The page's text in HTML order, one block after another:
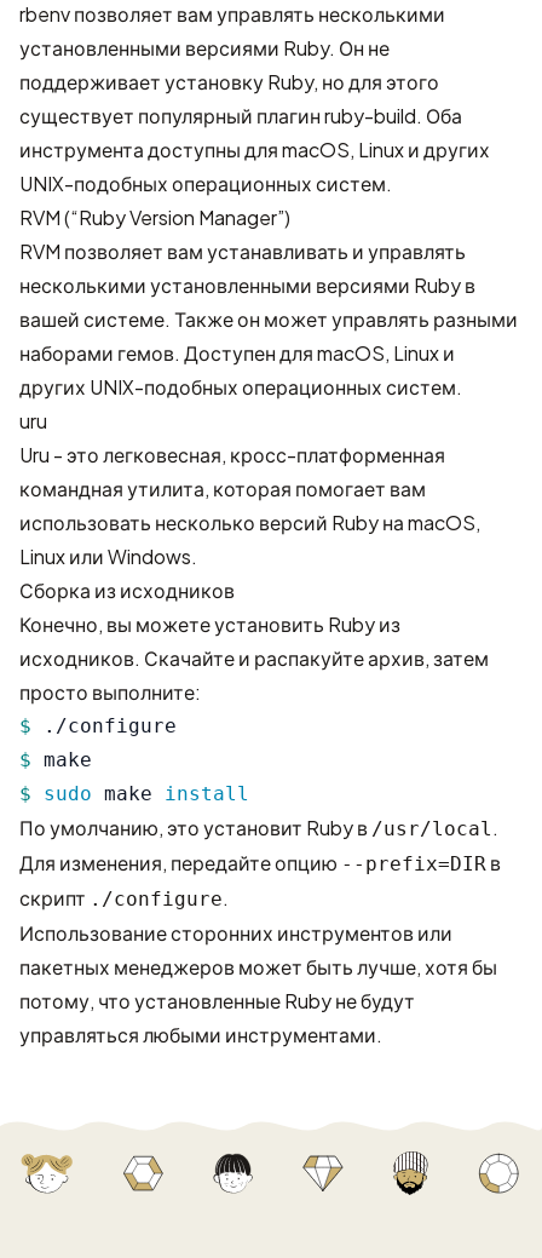
rbenvпозволяет вам управлять несколькими
установленными версиями Ruby. Он не
поддерживает установку Ruby, но для этого
существует популярный плагинruby-build. Оба
инструмента доступны для macOS, Linux и других
UNIX-подобных операционных систем.
RVM (“Ruby Version Manager”)
RVM позволяет вам устанавливать и управлять
несколькими установленными версиями Ruby в
вашей системе. Также он может управлять разными
наборами гемов. Доступен для macOS, Linux и
других UNIX-подобных операционных систем.
uru
Uru - это легковесная, кросс-платформенная
командная утилита, которая помогает вам
использовать несколько версий Ruby на macOS,
Linux или Windows.
Сборка из исходников
Конечно, вы можете установить Ruby из
исходников. Скачайтеи распакуйте архив, затем
просто выполните:
$
$
$ sudo make install
По умолчанию, это установит Ruby в /usr/local .
Для изменения, передайте опцию --prefix=DIR в
скрипт ./configure.
Использование сторонних инструментов или
пакетных менеджеров может быть лучше, хотя бы
потому, что установленные Ruby не будут
управляться любыми инструментами.